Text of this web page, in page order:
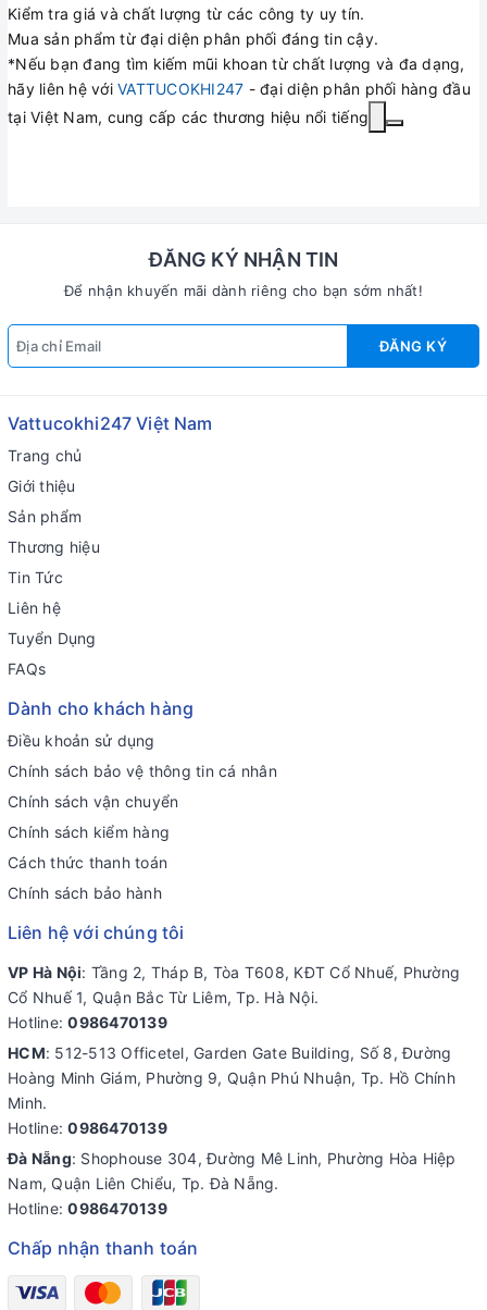
Kiểm tra giá và chất lượng từ các công ty uy tín.
Mua sản phẩm từ đại diện phân phối đáng tin cậy.
*Nếu bạn đang tìm kiếm mũi khoan từ chất lượng và đa dạng,
hãy liên hệ với VATTUCOKHI247 - đại diện phân phối hàng đầu
tại Việt Nam, cung cấp các thương hiệu nổi tiếng
ĐĂNG KÝ NHẬN TIN
Để nhận khuyến mãi dành riêng cho bạn sớm nhất!
ĐĂNG KÝ
Vattucokhi247 Việt Nam
Trang chủ
Giới thiệu
Sản phẩm
Thương hiệu
Tin Tức
Liên hệ
Tuyển Dụng
FAQs
Dành cho khách hàng
Điều khoản sử dụng
Chính sách bảo vệ thông tin cá nhân
Chính sách vận chuyển
Chính sách kiểm hàng
Cách thức thanh toán
Chính sách bảo hành
Liên hệ với chúng tôi
VP Hà Nội: Tầng 2, Tháp B, Tòa T608, KĐT Cổ Nhuế, Phường
Cổ Nhuế 1, Quận Bắc Từ Liêm, Tp. Hà Nội.
Hotline:0986470139
HCM: 512-513 Officetel, Garden Gate Building, Số 8, Đường
Hoàng Minh Giám, Phường 9, Quận Phú Nhuận, Tp. Hồ Chính
Minh.
Hotline:0986470139
Đà Nẵng: Shophouse 304, Đường Mê Linh, Phường Hòa Hiệp
Nam, Quận Liên Chiểu, Tp. Đà Nẵng.
Hotline:0986470139
Chấp nhận thanh toán